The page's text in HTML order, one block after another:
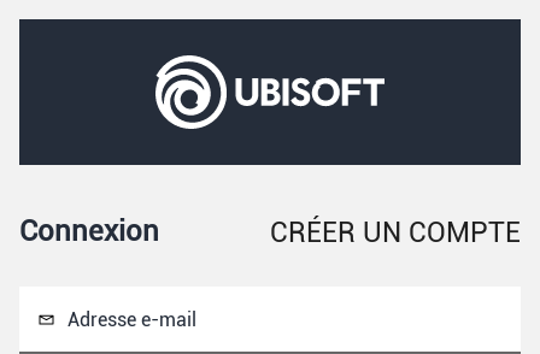
Connexion CRÉER UN COMPTE
Adresse e-mail